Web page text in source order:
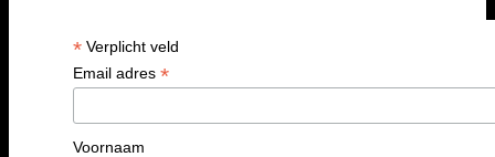
*Verplicht veld
Email adres *
Voornaam